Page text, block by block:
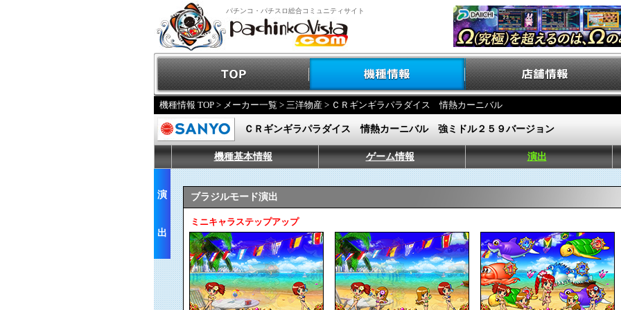
パチンコ・パチスロ総合コミュニティサイト
機種情報 TOP > メーカー一覧 > 三洋物産 > ＣＲギンギラパラダイス 情熱カーニバル
ＣＲギンギラパラダイス 情熱カーニバル 強ミドル２５９バージョン
機種基本情報 ゲーム情報 演出
演
出
ブラジルモード演出
ミニキャラステップアップ